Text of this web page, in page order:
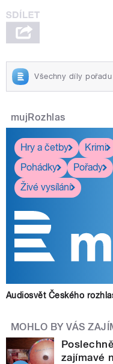
Všechny díly pořadu
mujRozhlas
Hry a četby
Krimi
Pohádky
Pořady
Živé vysílání
Audiosvět Českého
MOHLO BY VÁS
zajímavé